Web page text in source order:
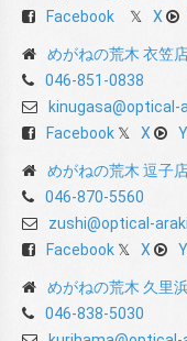
Facebook
X
めがねの荒木 衣笠
046-851-0838
kinugasa@optical-
Facebook
X
めがねの荒木 逗子
046-870-5560
zushi@optical-
Facebook
X
めがねの荒木 久里
046-838-5030